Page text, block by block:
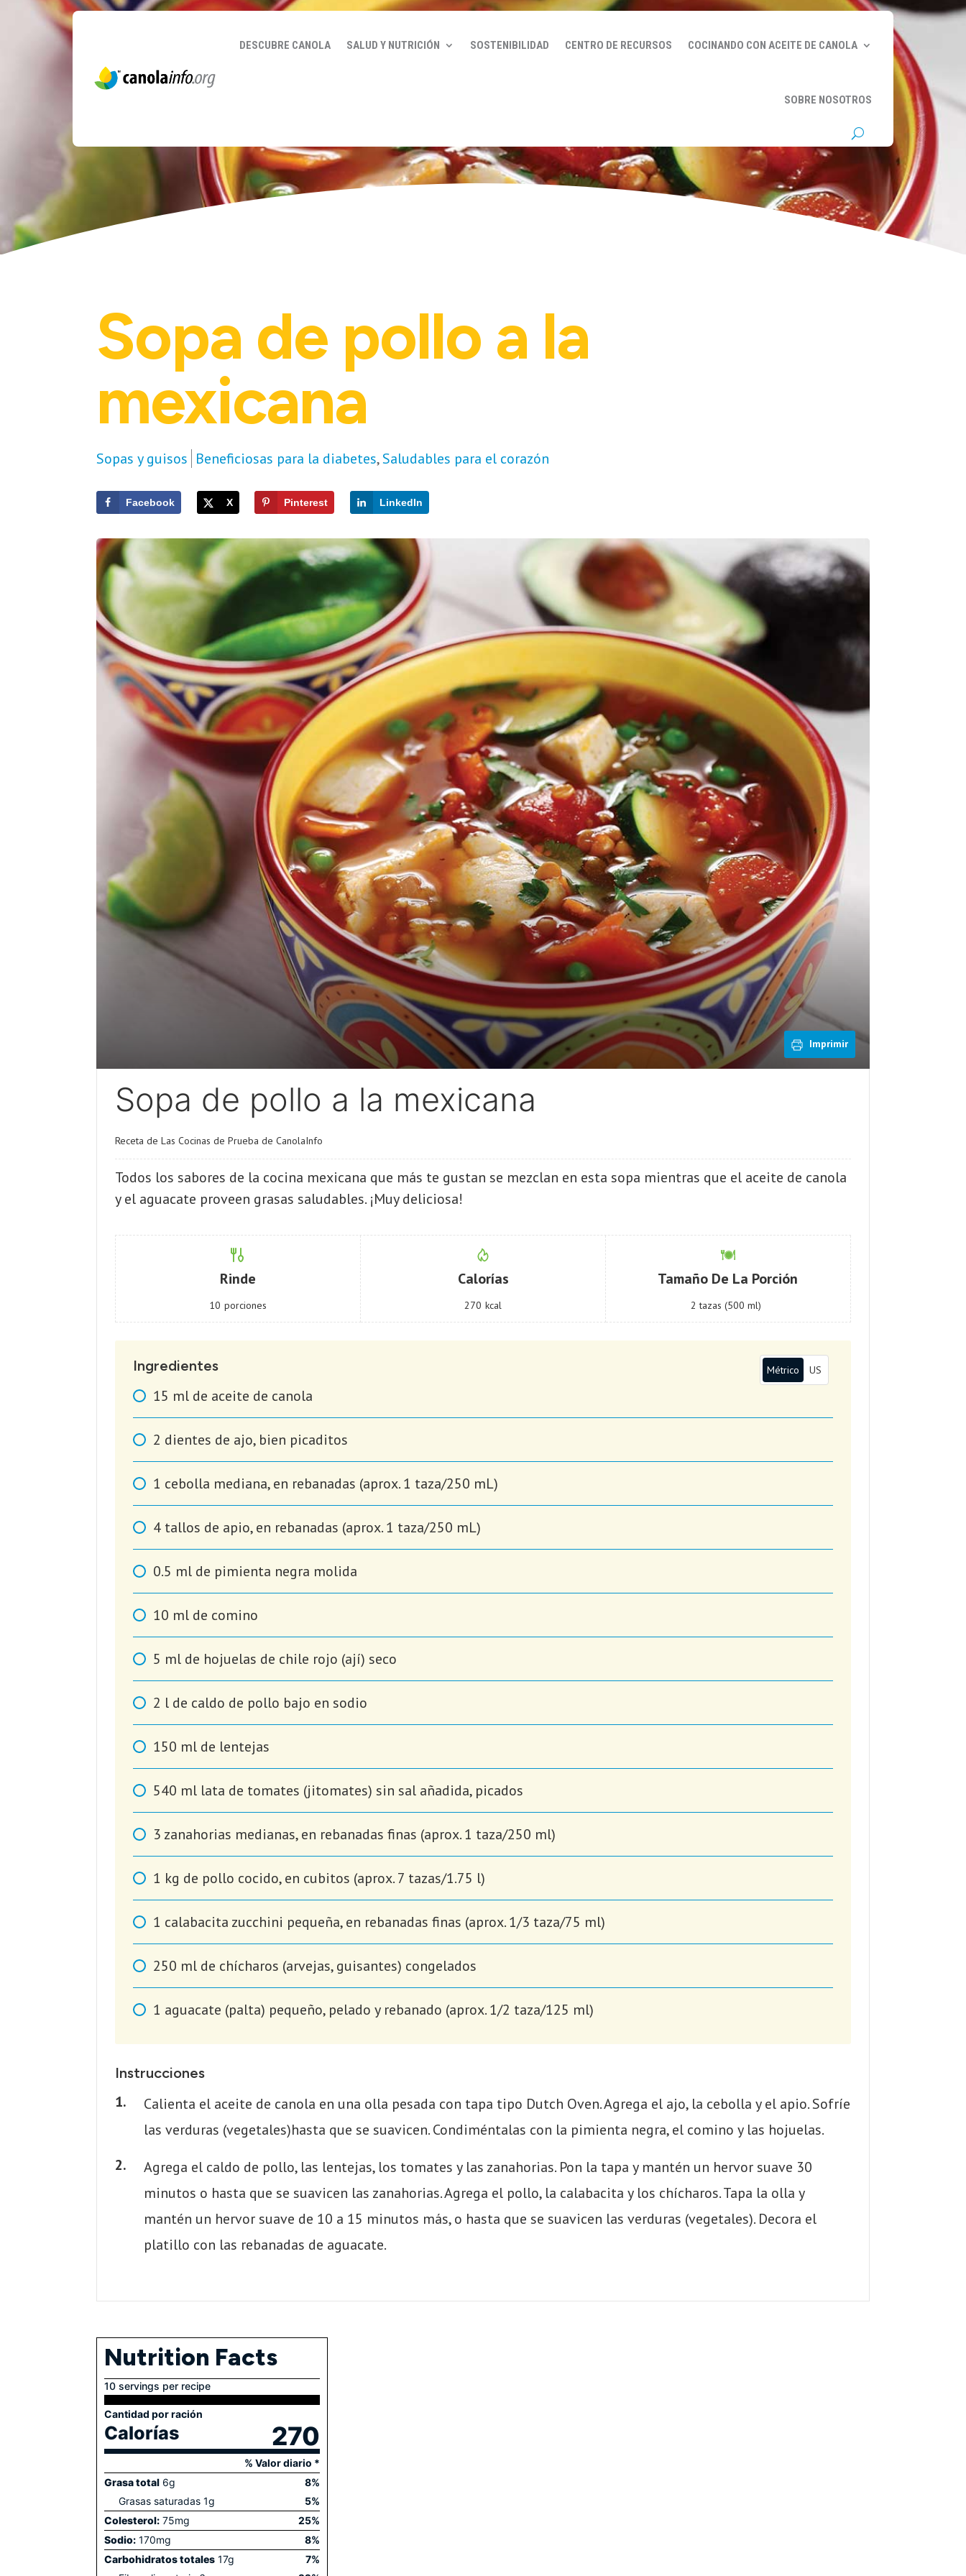
DESCUBRE CANOLA SALUD Y NUTRICIÓN SOSTENIBILIDAD CENTRO DE RECURSOS COCINANDO CON ACEITE DE CANOLA
SOBRE NOSOTROS
Sopa de pollo a la
mexicana
Sopas y guisos Beneficiosas para la diabetes,Saludables para el corazón
Facebook X Pinterest LinkedIn
Imprimir
Sopa de pollo a la mexicana
Receta de Las Cocinas de Prueba de CanolaInfo
Todos los sabores de la cocina mexicana que más te gustan se mezclan en esta sopa mientras que el aceite de canola
y el aguacate proveen grasas saludables. ¡Muy deliciosa!
Rinde
10 porciones
Calorías
270 kcal
Tamaño De La Porción
2 tazas (500 ml)
Ingredientes Métrico US
15 ml de aceite de canola
2 dientes de ajo, bien picaditos
1 cebolla mediana, en rebanadas (aprox. 1 taza/250 mL)
4 tallos de apio, en rebanadas (aprox. 1 taza/250 mL)
0.5 ml de pimienta negra molida
10 ml de comino
5 ml de hojuelas de chile rojo (ají) seco
2 l de caldo de pollo bajo en sodio
150 ml de lentejas
540 ml lata de tomates (jitomates) sin sal añadida, picados
3 zanahorias medianas, en rebanadas finas (aprox. 1 taza/250 ml)
1 kg de pollo cocido, en cubitos (aprox. 7 tazas/1.75 l)
1 calabacita zucchini pequeña, en rebanadas finas (aprox. 1/3 taza/75 ml)
250 ml de chícharos (arvejas, guisantes) congelados
1 aguacate (palta) pequeño, pelado y rebanado (aprox. 1/2 taza/125 ml)
Instrucciones
Calienta el aceite de canola en una olla pesada con tapa tipo Dutch Oven. Agrega el ajo, la cebolla y el apio. Sofríe
las verduras (vegetales)hasta que se suavicen. Condiméntalas con la pimienta negra, el comino y las hojuelas.
Agrega el caldo de pollo, las lentejas, los tomates y las zanahorias. Pon la tapa y mantén un hervor suave 30
minutos o hasta que se suavicen las zanahorias. Agrega el pollo, la calabacita y los chícharos. Tapa la olla y
mantén un hervor suave de 10 a 15 minutos más, o hasta que se suavicen las verduras (vegetales). Decora el
platillo con las rebanadas de aguacate.
Nutrition Facts
10 servings per recipe
Cantidad por ración
Calorías 270
% Valor diario *
Grasa total 6g 8%
Grasas saturadas 1g 5%
Colesterol: 75mg 25%
Sodio: 170mg 8%
Carbohidratos totales 17g 7%